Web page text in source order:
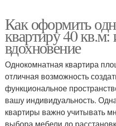
Как оформить
квартиру 40 кв.м:
вдохновение
Однокомнатная квартира
отличная возможность
функциональное
вашу индивидуальность.
квартиры важно учитывать